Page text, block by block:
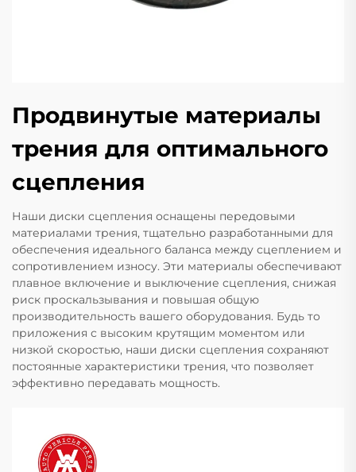
Продвинутые материалы
трения для оптимального
сцепления
Наши диски сцепления оснащены передовыми
материалами трения, тщательно разработанными для
обеспечения идеального баланса между сцеплением и
сопротивлением износу. Эти материалы обеспечивают
плавное включение и выключение сцепления, снижая
риск проскальзывания и повышая общую
производительность вашего оборудования. Будь то
приложения с высоким крутящим моментом или
низкой скоростью, наши диски сцепления сохраняют
постоянные характеристики трения, что позволяет
эффективно передавать мощность.